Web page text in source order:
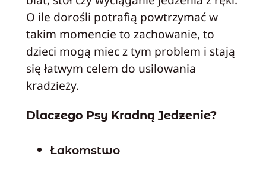
O ile dorośli potrafią powtrzymać w
takim momencie to zachowanie, to
dzieci mogą miec z tym problem i stają
się łatwym celem do usilowania
kradzieży.
Dlaczego Psy Kradną Jedzenie?
Łakomstwo